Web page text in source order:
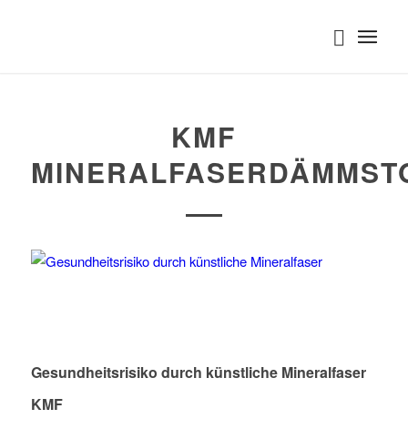
KMF
Gesundheitsrisiko durch künstliche Mineralfaser
KMF